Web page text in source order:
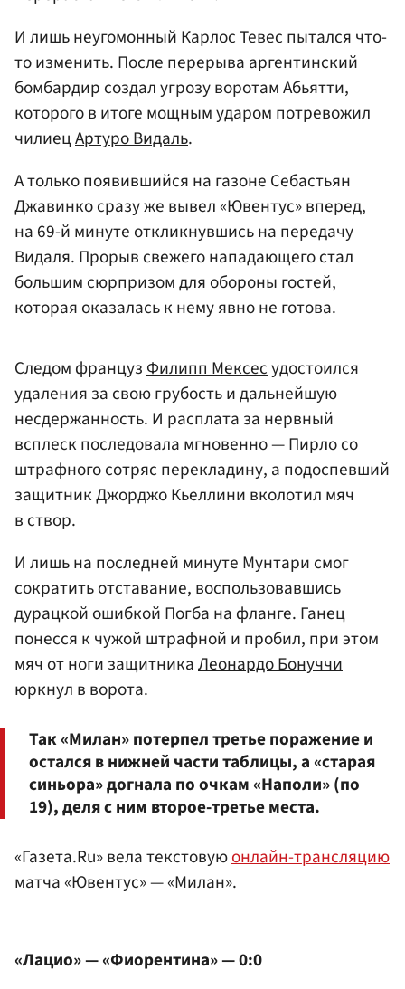
И лишь неугомонный Карлос Тевес пытался что-
то изменить. После перерыва аргентинский
бомбардир создал угрозу воротам Абьятти,
которого в итоге мощным ударом потревожил
чилиецАртуро Видаль.
А только появившийся на газоне Себастьян
Джавинко сразу же вывел «Ювентус» вперед,
на 69-й минуте откликнувшись на передачу
Видаля. Прорыв свежего нападающего стал
большим сюрпризом для обороны гостей,
которая оказалась к нему явно не готова.
Следом французФилипп Мексесудостоился
удаления за свою грубость и дальнейшую
несдержанность. И расплата за нервный
всплеск последовала мгновенно — Пирло со
штрафного сотряс перекладину, а подоспевший
защитник Джорджо Кьеллини вколотил мяч
в створ.
И лишь на последней минуте Мунтари смог
сократить отставание, воспользовавшись
дурацкой ошибкой Погба на фланге. Ганец
понесся к чужой штрафной и пробил, при этом
мяч от ноги защитникаЛеонардо Бонуччи
юркнул в ворота.
Так «Милан» потерпел третье поражение и
остался в нижней части таблицы, а «старая
синьора» догнала по очкам «Наполи» (по
19), деля с ним второе-третье места.
«Газета.Ru» вела текстовуюонлайн-трансляцию
матча «Ювентус» — «Милан».
«Лацио» — «Фиорентина» — 0:0